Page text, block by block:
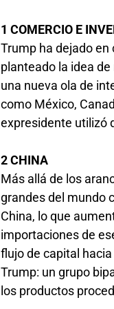
1 COMERCIO E
Trump ha dejado en
planteado la idea
una nueva ola de
como México,
expresidente utilizó
2 CHINA
Más allá de los
grandes del mundo
China, lo que
importaciones de
flujo de capital
Trump: un grupo
los productos